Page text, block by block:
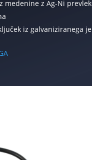
medenine z Ag-Ni
iz galvaniziranega